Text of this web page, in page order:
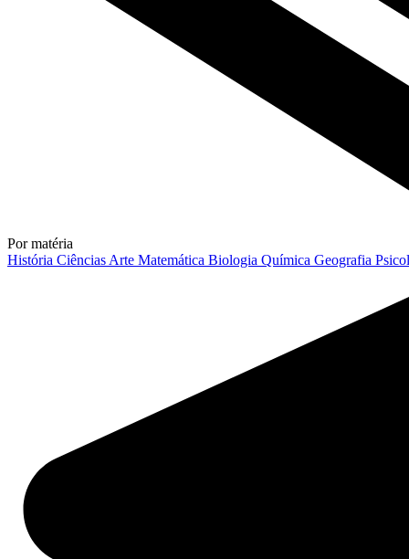
Por matéria
História Ciências Arte Matemática Biologia Química Geografia